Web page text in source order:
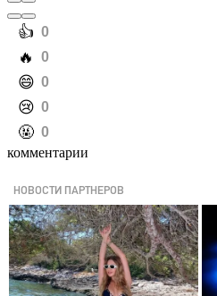
️👍 0
️🔥 0
️😄 0
️😢 0
️🤬 0
комментарии